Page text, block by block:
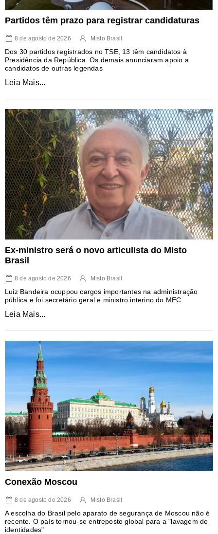
Partidos têm prazo para registrar candidaturas
8 de agosto de 2026 Misto Brasil
Dos 30 partidos registrados no TSE, 13 têm candidatos à
Presidência da República. Os demais anunciaram apoio a
candidatos de outras legendas
Leia Mais...
Ex-ministro será o novo articulista do Misto
Brasil
8 de agosto de 2026 Misto Brasil
Luiz Bandeira ocuppou cargos importantes na administração
pública e foi secretário geral e ministro interino do MEC
Leia Mais...
Conexão Moscou
8 de agosto de 2026 Misto Brasil
A escolha do Brasil pelo aparato de segurança de Moscou não é
recente. O país tornou-se entreposto global para a "lavagem de
identidades"